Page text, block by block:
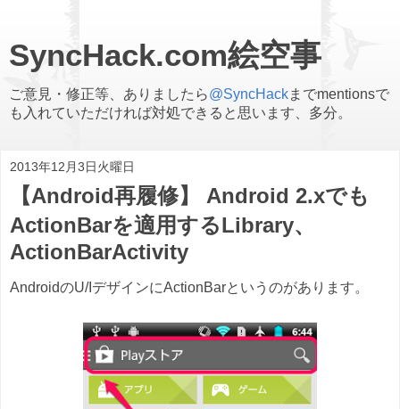
SyncHack.com絵空事
ご意見・修正等、ありましたら@SyncHackまでmentionsで
も入れていただければ対処できると思います、多分。
2013年12月3日火曜日
【Android再履修】 Android 2.xでも
ActionBarを適用するLibrary、
ActionBarActivity
AndroidのU/IデザインにActionBarというのがあります。